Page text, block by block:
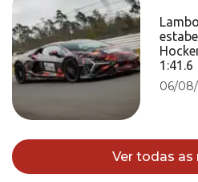
1:41.6
06/08/
Ver todas as